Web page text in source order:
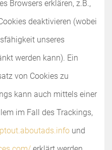
Browsers erklären, z.B.,
deaktivieren (wobei
unseres
werden kann). Ein
von Cookies zu
kann auch mittels einer
im Fall des Trackings,
und